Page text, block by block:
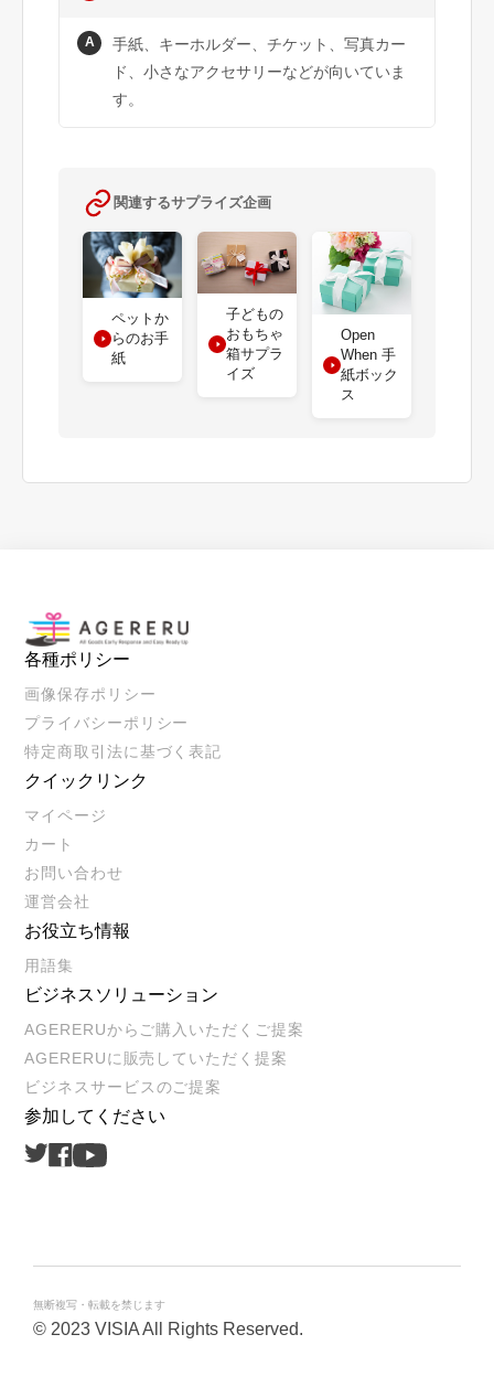
A
手紙、キーホルダー、チケット、写真カー
ド、小さなアクセサリーなどが向いていま
す。
関連するサプライズ企画
ペットか
らのお手
紙
子どもの
おもちゃ
箱サプラ
イズ
Open
When 手
紙ボック
ス
各種ポリシー
画像保存ポリシー
プライバシーポリシー
特定商取引法に基づく表記
クイックリンク
マイページ
カート
お問い合わせ
運営会社
お役立ち情報
用語集
ビジネスソリューション
AGERERUからご購入いただくご提案
AGERERUに販売していただく提案
ビジネスサービスのご提案
参加してください
Twitter
Facebook
Youtube
無断複写・転載を禁じます
© 2023 VISIA All Rights Reserved.